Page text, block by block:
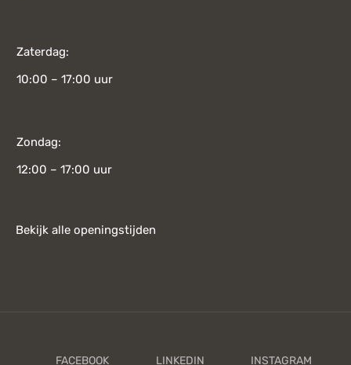
Zaterdag:
10:00 – 17:00 uur
Zondag:
12:00 – 17:00 uur
Bekijk alle openingstijden